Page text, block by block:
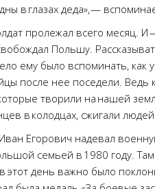
в глазах деда», —
пролежал всего месяц.
Польшу.
ему было вспоминать, как
после нее поседели. Ведь
творили на нашей
в колодцах, сжигали
Егорович надевал
семьей в 1980 году.
день важно было